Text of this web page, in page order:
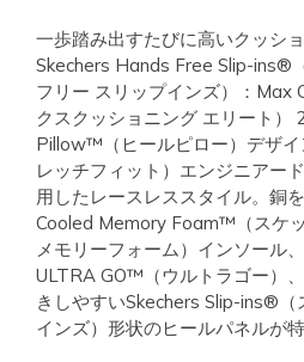
一歩踏み出すたびに高いクッシ
Skechers Hands Free Slip-ins®
フリー スリップインズ）：Max
クスクッショニング エリート）
Pillow™（ヒールピロー）デザ
レッチフィット）エンジニアー
用したレースレススタイル。銅
Cooled Memory Foam™（スケ
メモリーフォーム）インソール
ULTRA GO™（ウルトラゴー）
きしやすいSkechers Slip-ins®
インズ）形状のヒールパネルが特